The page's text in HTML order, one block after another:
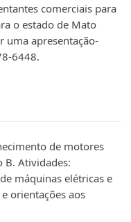
comerciais para
o estado de Mato
uma apresentação-
6448.
de motores
B. Atividades:
máquinas elétricas e
orientações aos